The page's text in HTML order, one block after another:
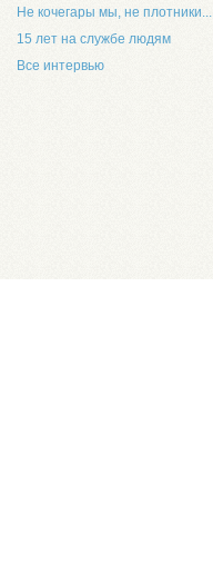
Не кочегары мы, не плотники...
15 лет на службе людям
Все интервью